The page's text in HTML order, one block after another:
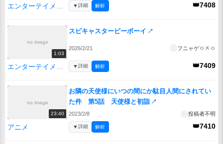
👑7408
▼詳細 解析
no image
1:03
スピキャスタービーボーイ ↗
2026/2/21 フニャゲㅇㅈㅇ
👑7409
▼詳細 解析
no image
23:40
お隣の天使様にいつの間にか駄目人間にされてい
た件 第5話 天使様と初詣 ↗
2023/2/8 投稿者不明
アニメ 👑7410
▼詳細 解析